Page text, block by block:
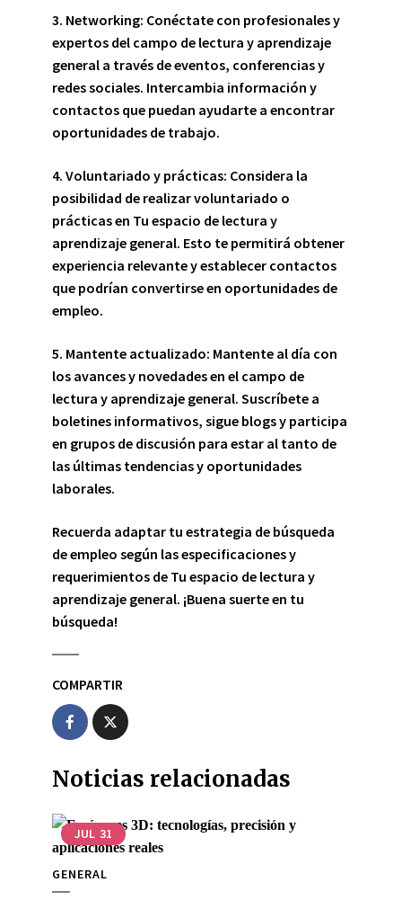
3. Networking: Conéctate con profesionales y
expertos del campo de lectura y aprendizaje
general a través de eventos, conferencias y
redes sociales. Intercambia información y
contactos que puedan ayudarte a encontrar
oportunidades de trabajo.
4. Voluntariado y prácticas: Considera la
posibilidad de realizar voluntariado o
prácticas en Tu espacio de lectura y
aprendizaje general. Esto te permitirá obtener
experiencia relevante y establecer contactos
que podrían convertirse en oportunidades de
empleo.
5. Mantente actualizado: Mantente al día con
los avances y novedades en el campo de
lectura y aprendizaje general. Suscríbete a
boletines informativos, sigue blogs y participa
en grupos de discusión para estar al tanto de
las últimas tendencias y oportunidades
laborales.
Recuerda adaptar tu estrategia de búsqueda
de empleo según las especificaciones y
requerimientos de Tu espacio de lectura y
aprendizaje general. ¡Buena suerte en tu
búsqueda!
COMPARTIR
Noticias relacionadas
JUL 31
GENERAL